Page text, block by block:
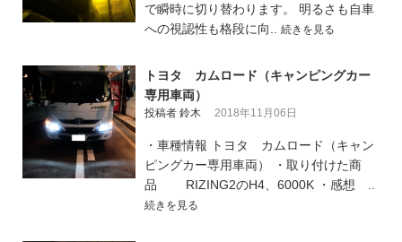
で瞬時に切り替わります。 明るさも自車
への視認性も格段に向.. 続きを見る
トヨタ カムロード（キャンピングカー
専用車両）
投稿者 鈴木 2018年11月06日
・車種情報 トヨタ カムロード（キャン
ピングカー専用車両） ・取り付けた商
品 RIZING2のH4、6000K ・感想 ..
続きを見る